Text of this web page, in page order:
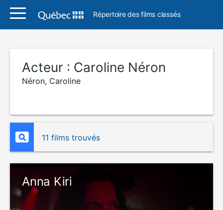
Répertoire des films classés
Acteur : Caroline Néron
Néron, Caroline
11 films trouvés
Anna Kiri